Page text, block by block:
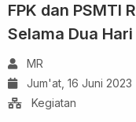
FPK dan PSMTI
Selama Dua Hari
MR
Jum'at, 16 Juni 2023
Kegiatan